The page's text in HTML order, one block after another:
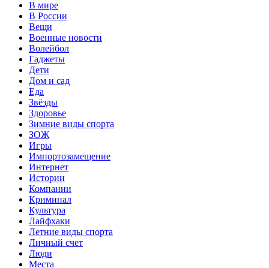
В мире
В России
Вещи
Военные новости
Волейбол
Гаджеты
Дети
Дом и сад
Еда
Звёзды
Здоровье
Зимние виды спорта
ЗОЖ
Игры
Импортозамещение
Интернет
Истории
Компании
Криминал
Культура
Лайфхаки
Летние виды спорта
Личный счет
Люди
Места